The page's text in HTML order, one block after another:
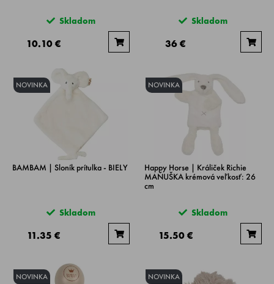
Skladom
10.10 €
Skladom
36 €
NOVINKA
BAMBAM | Sloník prítulka - BIELY
Skladom
11.35 €
NOVINKA
Happy Horse | Králiček Richie
MAŇUŠKA krémová veľkosť: 26
cm
Skladom
15.50 €
NOVINKA NOVINKA